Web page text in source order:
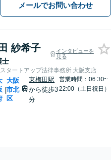
メールでお問い合わせ
紗希子
士
インタビューを
見る
タートアップ法律事務所 大阪支店
|
大阪
市北
区
東梅田駅
から徒歩3
分
営業時間：06:30~
22:00（土日祝日）